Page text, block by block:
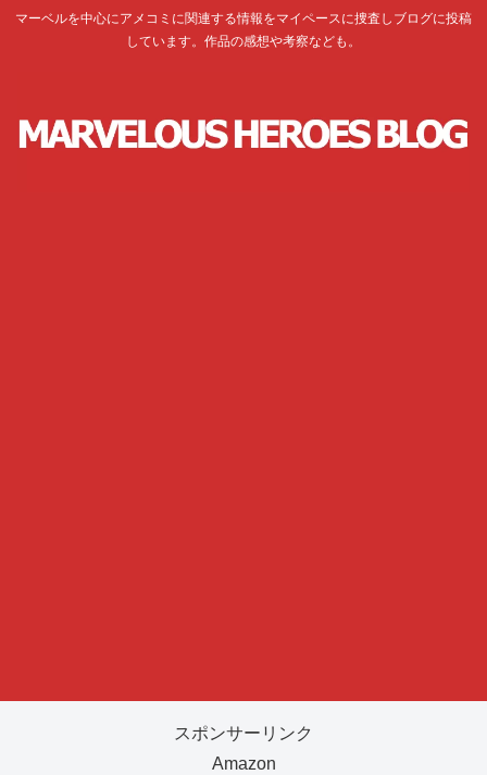
マーベルを中心にアメコミに関連する情報をマイペースに捜査しブログに投稿
しています。作品の感想や考察なども。
スポンサーリンク
Amazon